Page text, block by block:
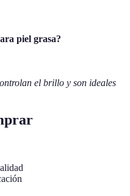
piel grasa?
el brillo y son ideales